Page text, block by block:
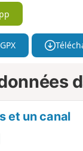
et un canal